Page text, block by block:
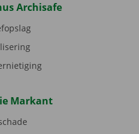
Archisafe
Markant